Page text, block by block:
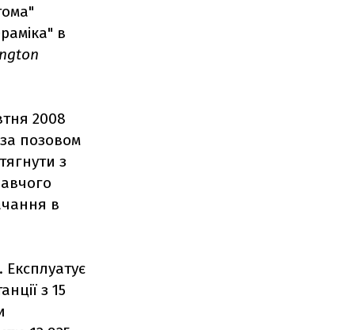
в
2008
позовом
з
в
з 15